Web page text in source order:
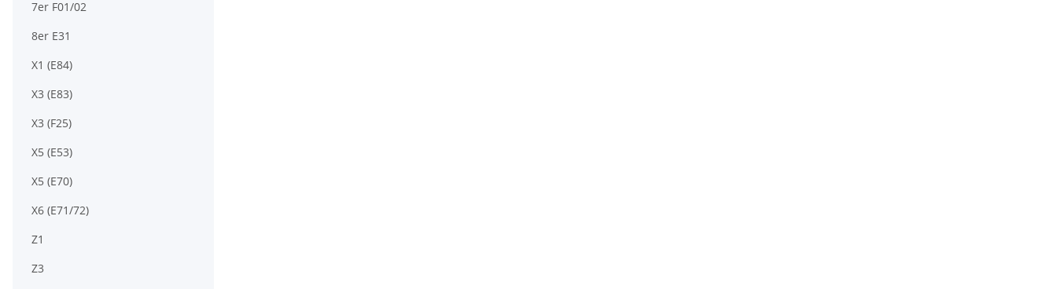
7er F01/02
8er E31
X1 (E84)
X3 (E83)
X3 (F25)
X5 (E53)
X5 (E70)
X6 (E71/72)
Z1
Z3